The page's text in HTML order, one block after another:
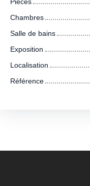
Pièces
Chambres
Salle de bains
Exposition
Localisation
Référence